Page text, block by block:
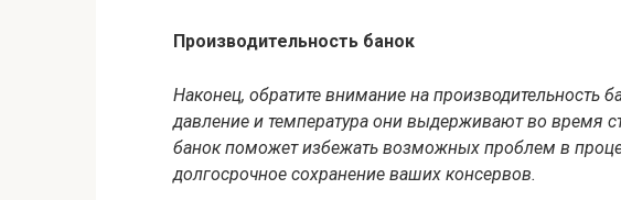
Производительность банок
Наконец, обратите внимание на производительность
давление и температура они выдерживают во время
банок поможет избежать возможных проблем в
долгосрочное сохранение ваших консервов.